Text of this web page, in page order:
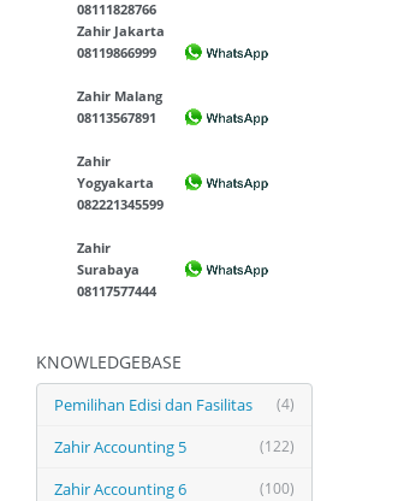
08111828766
Zahir Jakarta
08119866999
Zahir Malang
08113567891
Zahir
Yogyakarta
082221345599
Zahir
Surabaya
08117577444
KNOWLEDGEBASE
(4)
Pemilihan Edisi dan Fasilitas
(122)
Zahir Accounting 5
(100)
Zahir Accounting 6